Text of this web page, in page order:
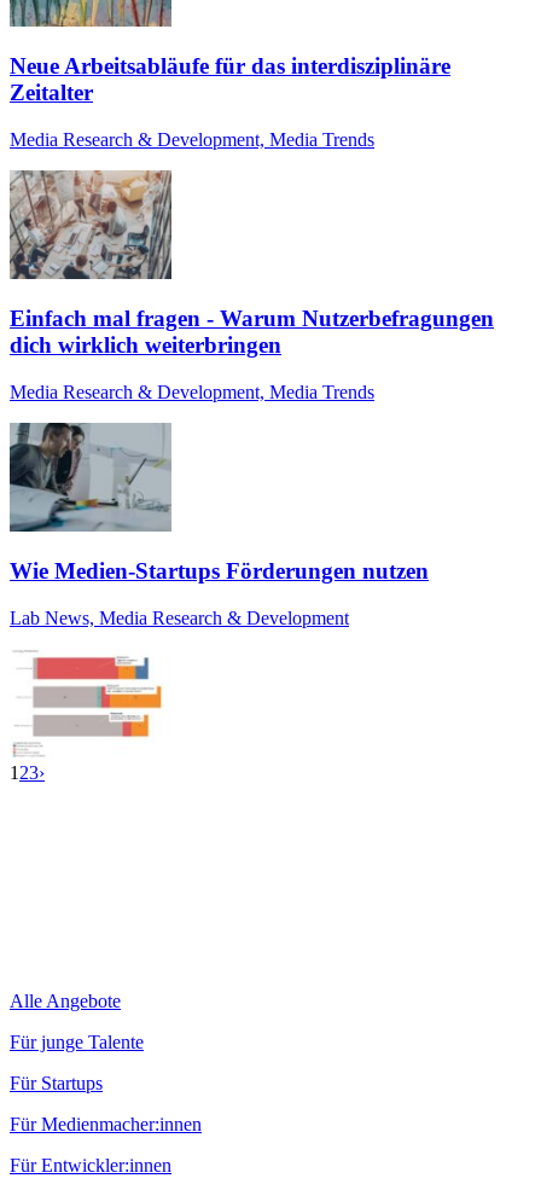
Neue Arbeitsabläufe für das interdisziplinäre
Zeitalter
Media Research & Development, Media Trends
Einfach mal fragen - Warum Nutzerbefragungen
dich wirklich weiterbringen
Media Research & Development, Media Trends
Wie Medien-Startups Förderungen nutzen
Lab News, Media Research & Development
1 23›
Alle Angebote
Für junge Talente
Für Startups
Für Medienmacher:innen
Für Entwickler:innen